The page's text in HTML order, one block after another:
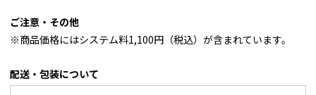
ご注意・その他
※商品価格にはシステム料1,100円（税込）が含まれています。
配送・包装について